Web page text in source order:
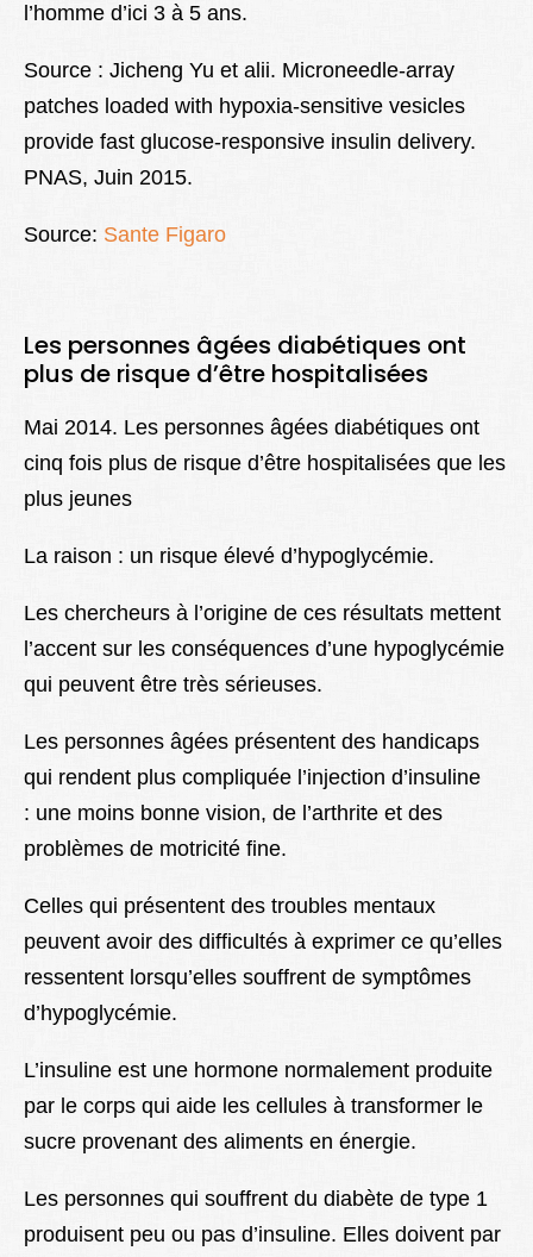
l’homme d’ici 3 à 5 ans.
Source : Jicheng Yu et alii. Microneedle-array
patches loaded with hypoxia-sensitive vesicles
provide fast glucose-responsive insulin delivery.
PNAS, Juin 2015.
Source: Sante Figaro
Les personnes âgées diabétiques ont
plus de risque d’être hospitalisées
Mai 2014. Les personnes âgées diabétiques ont
cinq fois plus de risque d’être hospitalisées que les
plus jeunes
La raison : un risque élevé d’hypoglycémie.
Les chercheurs à l’origine de ces résultats mettent
l’accent sur les conséquences d’une hypoglycémie
qui peuvent être très sérieuses.
Les personnes âgées présentent des handicaps
qui rendent plus compliquée l’injection d’insuline
: une moins bonne vision, de l’arthrite et des
problèmes de motricité fine.
Celles qui présentent des troubles mentaux
peuvent avoir des difficultés à exprimer ce qu’elles
ressentent lorsqu’elles souffrent de symptômes
d’hypoglycémie.
L’insuline est une hormone normalement produite
par le corps qui aide les cellules à transformer le
sucre provenant des aliments en énergie.
Les personnes qui souffrent du diabète de type 1
produisent peu ou pas d’insuline. Elles doivent par